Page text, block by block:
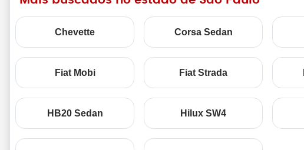
Chevette Corsa Sedan
Fiat Mobi Fiat Strada
HB20 Sedan Hilux SW4